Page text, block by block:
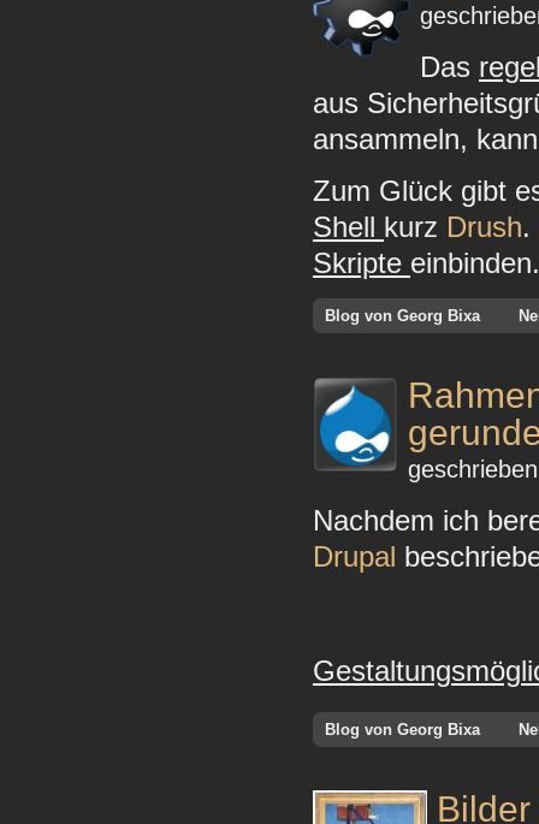
Das
aus
ansammeln,
Zum Glück gibt
Shell
kurz Drush.
Skripte einbinden.
Blog von Georg Bixa
Nachdem ich
Drupal
Blog von Georg Bixa